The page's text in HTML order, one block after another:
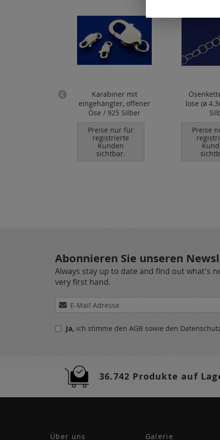
Karabiner mit
eingehängter, offener
Öse / 925 Silber
Preise nur für
registrierte
Kunden
sichtbar.
lose (ø
Preise
Abonnieren Sie unseren
Always stay up to date and find out what's
very first hand.
Melden
Sie
für Ja, ich stimme den AGB sowie den
36.742 Produkte auf
Über uns Galerie